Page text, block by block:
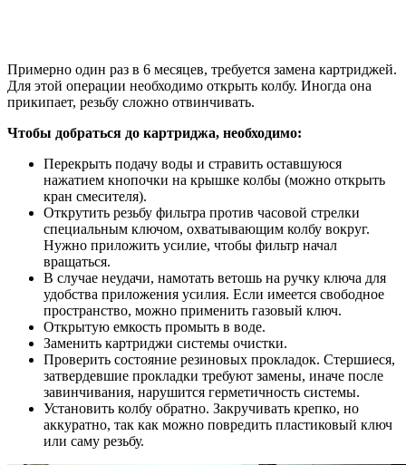
Примерно один раз в 6 месяцев, требуется замена картриджей.
Для этой операции необходимо открыть колбу. Иногда она
прикипает, резьбу сложно отвинчивать.
Чтобы добраться до картриджа, необходимо:
Перекрыть подачу воды и стравить оставшуюся
нажатием кнопочки на крышке колбы (можно открыть
кран смесителя).
Открутить резьбу фильтра против часовой стрелки
специальным ключом, охватывающим колбу вокруг.
Нужно приложить усилие, чтобы фильтр начал
вращаться.
В случае неудачи, намотать ветошь на ручку ключа для
удобства приложения усилия. Если имеется свободное
пространство, можно применить газовый ключ.
Открытую емкость промыть в воде.
Заменить картриджи системы очистки.
Проверить состояние резиновых прокладок. Стершиеся,
затвердевшие прокладки требуют замены, иначе после
завинчивания, нарушится герметичность системы.
Установить колбу обратно. Закручивать крепко, но
аккуратно, так как можно повредить пластиковый ключ
или саму резьбу.